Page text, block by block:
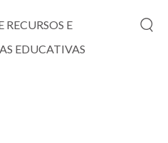
RECURSOS E
EDUCATIVAS